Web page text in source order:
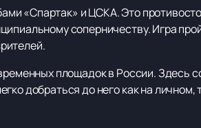
«Спартак» и ЦСКА. Это
соперничеству. Игра
площадок в России. Здесь
добраться до него как на личном,